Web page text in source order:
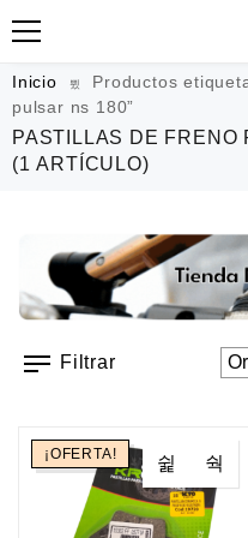
Inicio
Productos
pulsar ns 180”
PASTILLAS DE FRENO
(1 ARTÍCULO)
Filtrar
¡OFERTA!